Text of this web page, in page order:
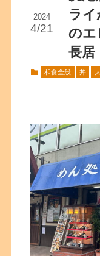
ライ
の
長居
2024
4/21
和食全般 丼